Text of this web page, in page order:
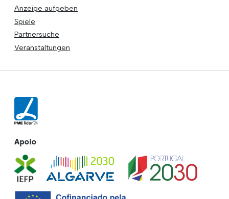
Anzeige aufgeben
Spiele
Partnersuche
Veranstaltungen
Apoio